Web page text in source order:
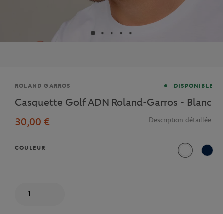
Marque
ROLAND GARROS DISPONIBLE
Casquette Golf ADN Roland-Garros - Blanc
30,00 €
Description détaillée
COULEUR
Blanc